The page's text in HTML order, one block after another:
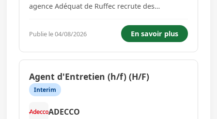
agence Adéquat de Ruffec recrute des
manutentionnaire : * Port de charges et
emballage de colis * Conditionnement
étiquetage ...
Publie le 04/08/2026 En savoir plus
Agent d'Entretien (h/f) (H/F)
Interim
ADECCO